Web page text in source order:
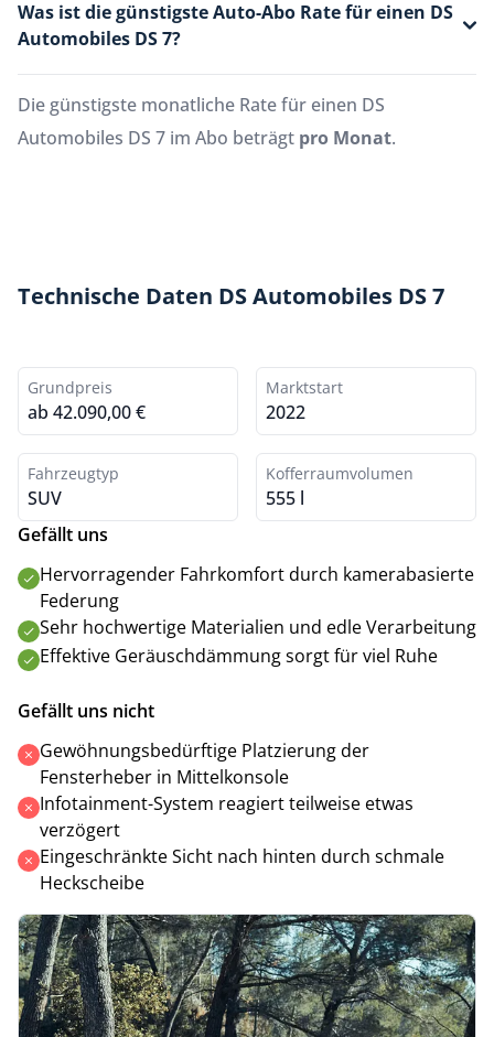
Was ist die günstigste Auto-Abo Rate für einen DS
Automobiles DS 7?
Die günstigste monatliche Rate für einen DS
Automobiles DS 7 im Abo beträgt pro Monat.
Technische Daten DS Automobiles DS 7
Grundpreis
ab 42.090,00 €
Marktstart
2022
Fahrzeugtyp
SUV
Kofferraumvolumen
555 l
Gefällt uns
Hervorragender Fahrkomfort durch kamerabasierte
Federung
Sehr hochwertige Materialien und edle Verarbeitung
Effektive Geräuschdämmung sorgt für viel Ruhe
Gefällt uns nicht
Gewöhnungsbedürftige Platzierung der
Fensterheber in Mittelkonsole
Infotainment-System reagiert teilweise etwas
verzögert
Eingeschränkte Sicht nach hinten durch schmale
Heckscheibe